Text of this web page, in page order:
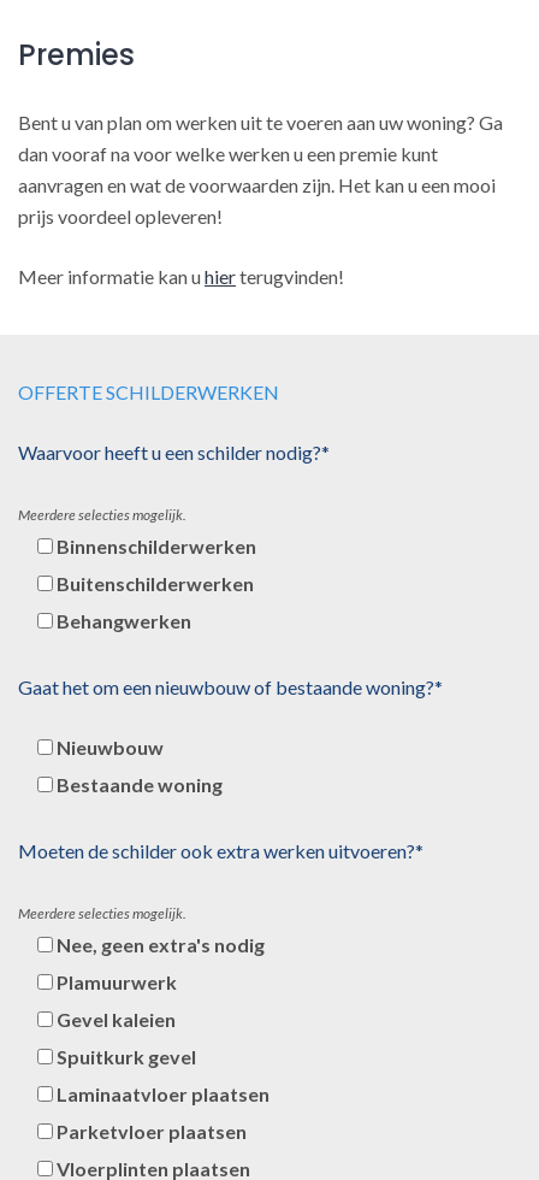
Premies
Bent u van plan om werken uit te voeren aan uw woning? Ga
dan vooraf na voor welke werken u een premie kunt
aanvragen en wat de voorwaarden zijn. Het kan u een mooi
prijs voordeel opleveren!
Meer informatie kan uhierterugvinden!
OFFERTE SCHILDERWERKEN
Waarvoor heeft u een schilder nodig?*
Meerdere selecties mogelijk.
Binnenschilderwerken
Buitenschilderwerken
Behangwerken
Gaat het om een nieuwbouw of bestaande woning?*
Nieuwbouw
Bestaande woning
Moeten de schilder ook extra werken uitvoeren?*
Meerdere selecties mogelijk.
Nee, geen extra's nodig
Plamuurwerk
Gevel kaleien
Spuitkurk gevel
Laminaatvloer plaatsen
Parketvloer plaatsen
Vloerplinten plaatsen